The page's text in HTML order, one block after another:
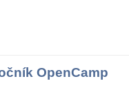
OpenCamp